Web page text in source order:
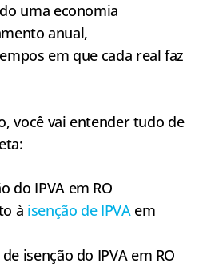
uma economia
anual,
em que cada real faz
você vai entender tudo de
do IPVA em RO
à isenção de IPVAem
isenção do IPVA em RO